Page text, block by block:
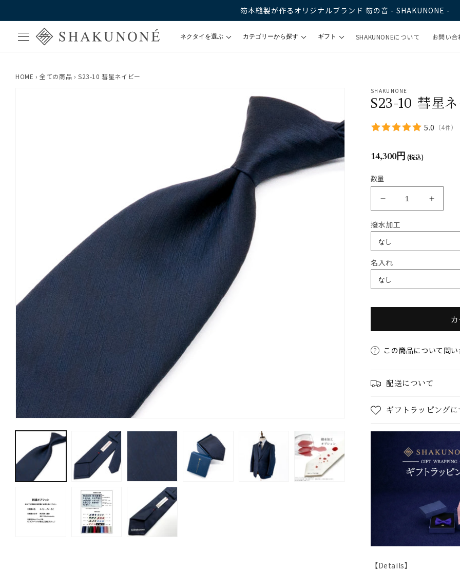
笏本縫製が作るオリジナルブランド 笏の音 - SHAKUNONE -
ネクタイを選ぶ
ペイズリー・チェック
フォーマル
Fabric by ITALYシリーズ
カテゴリーから探す
ちょこ蝶タイ
ハンカチ＆手ぬぐい
SHAKUNONEロゴ靴下
ストール
トートバック
ポケットチーフ
つやまスーツ
ギフト SHAKUNONEについて お問い合
HOME › 全ての商品 › S23-10 彗星ネイビー
SHAKUNONE
S23-10 彗星
5.0 （4件）
14,300円 (税込)
数量
撥水加工
名入れ
この商品について問
配送について
ギフトラッピングに
【Details】